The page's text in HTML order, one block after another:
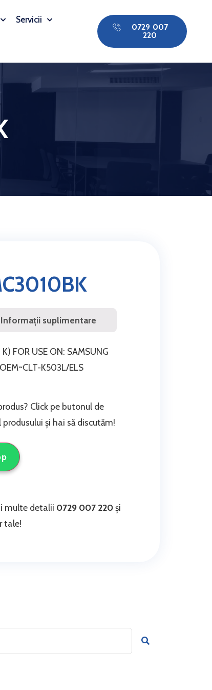
Servicii
0729 007
220
Informații suplimentare
FOR USE ON: SAMSUNG
K503L/ELS
Click pe butonul de
și hai să discutăm!
multe detalii 0729 007 220și
tale!